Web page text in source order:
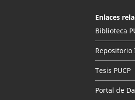
Enlaces
Biblioteca
Repositorio
Tesis PUCP
Portal de